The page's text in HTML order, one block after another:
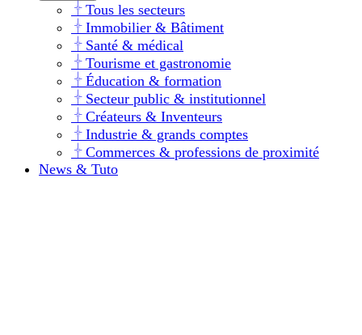
Tous les secteurs
Immobilier & Bâtiment
Santé & médical
Tourisme et gastronomie
Éducation & formation
Secteur public & institutionnel
Créateurs & Inventeurs
Industrie & grands comptes
Commerces & professions de proximité
News & Tuto